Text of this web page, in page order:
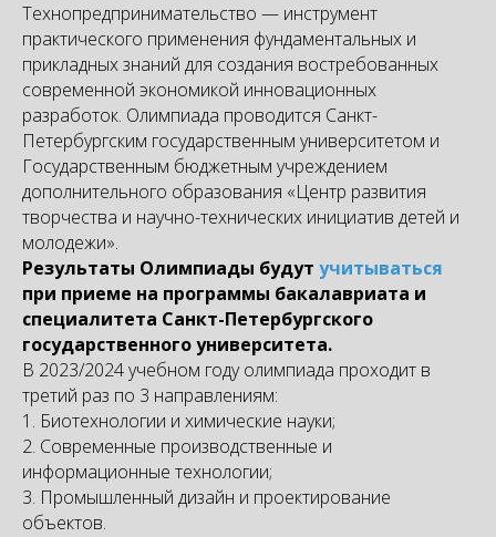
Технопредпринимательство — инструмент
практического применения фундаментальных и
прикладных знаний для создания востребованных
современной экономикой инновационных
разработок. Олимпиада проводится Санкт-
Петербургским государственным университетом и
Государственным бюджетным учреждением
дополнительного образования «Центр развития
творчества и научно-технических инициатив детей и
молодежи».
Результаты Олимпиады будут учитываться
при приеме на программы бакалавриата и
специалитета Санкт-Петербургского
государственного университета.
В 2023/2024 учебном году олимпиада проходит в
третий раз по 3 направлениям:
1. Биотехнологии и химические науки;
2. Современные производственные и
информационные технологии;
3. Промышленный дизайн и проектирование
объектов.